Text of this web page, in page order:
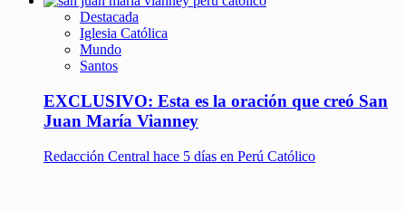
Destacada
Iglesia Católica
Mundo
Santos
EXCLUSIVO: Esta es la oración que creó San
Juan María Vianney
Redacción Central hace 5 días en Perú Católico